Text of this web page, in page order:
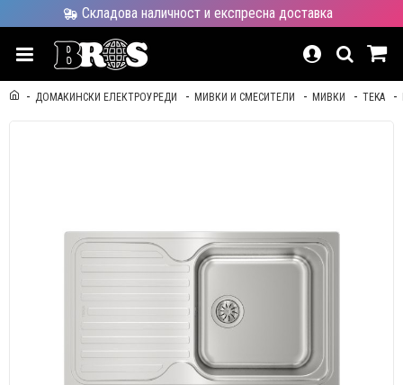
Складова наличност и експресна доставка
ДОМАКИНСКИ ЕЛЕКТРОУРЕДИ МИВКИ И СМЕСИТЕЛИ МИВКИ TEKA